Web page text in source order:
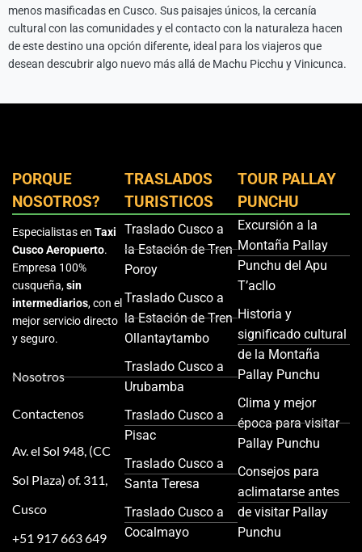
menos masificadas en Cusco. Sus paisajes únicos, la cercanía
cultural con las comunidades y el contacto con la naturaleza hacen
de este destino una opción diferente, ideal para los viajeros que
desean descubrir algo nuevo más allá de Machu Picchu y Vinicunca.
PORQUE
NOSOTROS?
Especialistas en Taxi
Cusco Aeropuerto.
Empresa 100%
cusqueña,sin
intermediarios, con el
mejor servicio directo
y seguro.
Nosotros
Contactenos
Av. el Sol 948, (CC
Sol Plaza) of. 311,
Cusco
+51 917 663 649
TRASLADOS
TURISTICOS
Traslado Cusco a
la Estación de Tren
Poroy
Traslado Cusco a
la Estación de Tren
Ollantaytambo
Traslado Cusco a
Urubamba
Traslado Cusco a
Pisac
Traslado Cusco a
Santa Teresa
Traslado Cusco a
Cocalmayo
TOUR PALLAY
PUNCHU
Excursión a la
Montaña Pallay
Punchu del Apu
T’acllo
Historia y
significado cultural
de la Montaña
Pallay Punchu
Clima y mejor
época para visitar
Pallay Punchu
Consejos para
aclimatarse antes
de visitar Pallay
Punchu